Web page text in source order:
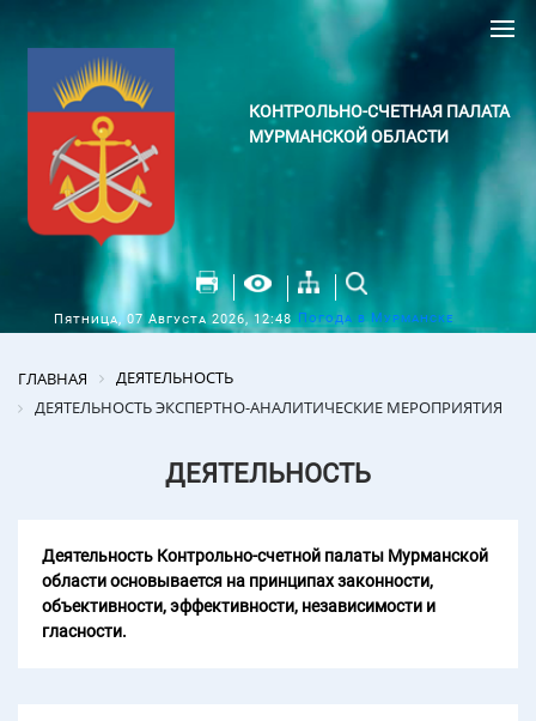
КОНТРОЛЬНО-СЧЕТНАЯ ПАЛАТА
МУРМАНСКОЙ ОБЛАСТИ
Пятница, 07 Августа 2026, 12:48 Погода в Мурманске
ГЛАВНАЯ
ДЕЯТЕЛЬНОСТЬ
ДЕЯТЕЛЬНОСТЬ ЭКСПЕРТНО-АНАЛИТИЧЕСКИЕ МЕРОПРИЯТИЯ
ДЕЯТЕЛЬНОСТЬ
Деятельность Контрольно-счетной палаты Мурманской
области основывается на принципах законности,
объективности, эффективности, независимости и
гласности.